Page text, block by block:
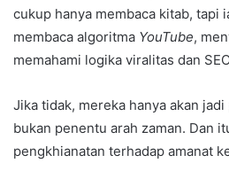
cukup hanya membaca kitab, tapi
membaca algoritma YouTube,
memahami logika viralitas dan
Jika tidak, mereka hanya akan
bukan penentu arah zaman. Dan
pengkhianatan terhadap amanat